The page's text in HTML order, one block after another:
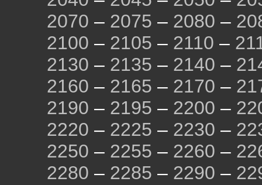
2070 – 2075 – 2080 –
2100 – 2105 – 2110 –
2130 – 2135 – 2140 –
2160 – 2165 – 2170 –
2190 – 2195 – 2200 –
2220 – 2225 – 2230 –
2250 – 2255 – 2260 –
2280 – 2285 – 2290 –